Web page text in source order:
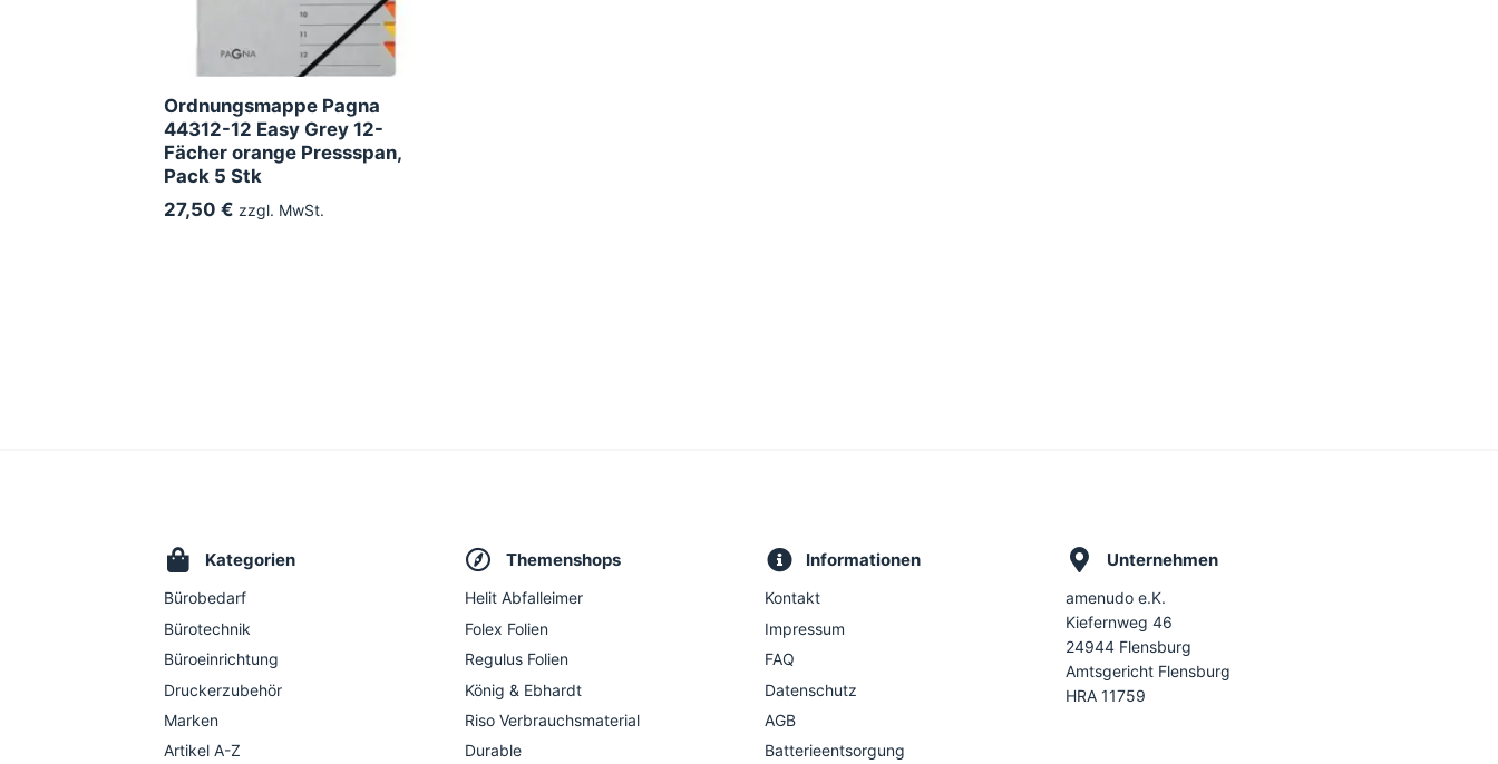
Ordnungsmappe Pagna
44312-12 Easy Grey 12-
Fächer orange Pressspan,
Pack 5 Stk
27,50 € zzgl. MwSt.
Kategorien
Bürobedarf
Bürotechnik
Büroeinrichtung
Druckerzubehör
Marken
Artikel A-Z
Themenshops
Helit Abfalleimer
Folex Folien
Regulus Folien
König & Ebhardt
Riso Verbrauchsmaterial
Durable
Informationen
Kontakt
Impressum
FAQ
Datenschutz
AGB
Batterieentsorgung
Unternehmen
amenudo e.K.
Kiefernweg 46
24944 Flensburg
Amtsgericht Flensburg
HRA 11759